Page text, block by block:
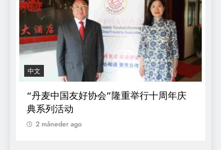
中文
“丹麦中国友好协会”隆重举行十周年庆
典系列活动
2 måneder ago